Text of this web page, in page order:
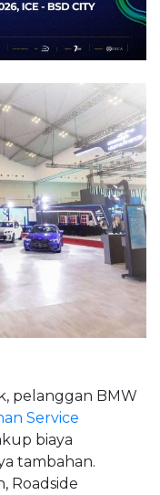
pelanggan BMW
Service
biaya
tambahan.
Roadside